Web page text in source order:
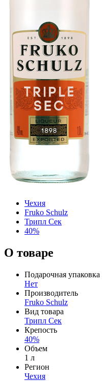
Чехия
Fruko Schulz
Трипл Сек
40%
О товаре
Подарочная упаковка
Нет
Производитель
Fruko Schulz
Вид товара
Трипл Сек
Крепость
40%
Объем
1 л
Регион
Чехия